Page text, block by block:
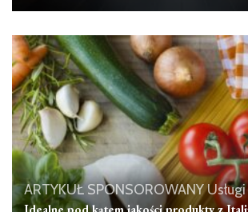
ARTYKUŁ SPONSOROWANYUsługi
Idealne pod kątem jakości produkty z